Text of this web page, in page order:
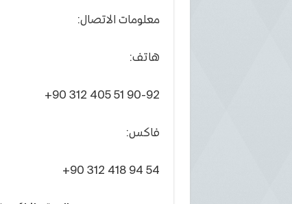
معلومات الاتصال:
هاتف:
+90 312 405 51 90-92
فاكس:
+90 312 418 94 54